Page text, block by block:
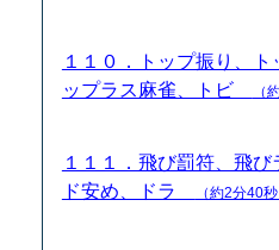
１１０．トップ振り、
ップラス麻雀、トビ
（
１１１．飛び罰符、飛び
ド安め、ドラ
（約2分40秒